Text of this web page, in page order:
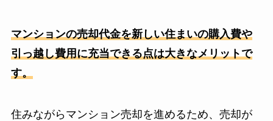
マンションの売却代金を新しい住まいの購入費や
引っ越し費用に充当できる点は大きなメリットで
す。
住みながらマンション売却を進めるため、売却が